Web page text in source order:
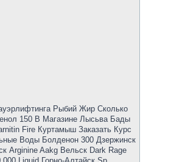
Рыбий Жир Сколько
150 В Магазине Лысьва Бады
Fire Куртамыш Заказать Курс
Воды Болденон 300 Дзержинск
Arginine Aakg Вельск Dark Rage